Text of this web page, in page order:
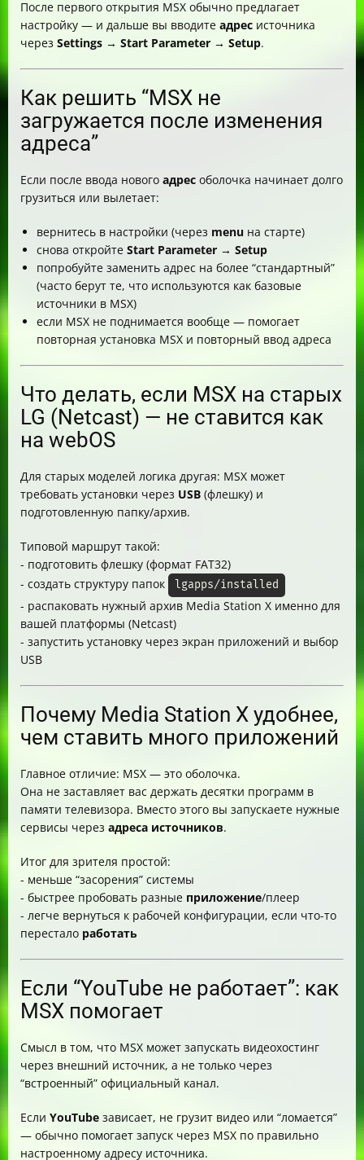
После первого открытия MSX обычно предлагает
настройку — и дальше вы вводите адрес источника
через Settings → Start Parameter → Setup.
Как решить “MSX не
загружается после изменения
адреса”
Если после ввода нового адрес оболочка начинает долго
грузиться или вылетает:
вернитесь в настройки (через menu на старте)
снова откройте Start Parameter → Setup
попробуйте заменить адрес на более “стандартный”
(часто берут те, что используются как базовые
источники в MSX)
если MSX не поднимается вообще — помогает
повторная установка MSX и повторный ввод адреса
Что делать, если MSX на старых
LG (Netcast) — не ставится как
на webOS
Для старых моделей логика другая: MSX может
требовать установки через USB (флешку) и
подготовленную папку/архив.
Типовой маршрут такой:
- подготовить флешку (формат FAT32)
- создать структуру папок
lgapps/installed
- распаковать нужный архив Media Station X именно для
вашей платформы (Netcast)
- запустить установку через экран приложений и выбор
USB
Почему Media Station X удобнее,
чем ставить много приложений
Главное отличие: MSX — это оболочка.
Она не заставляет вас держать десятки программ в
памяти телевизора. Вместо этого вы запускаете нужные
сервисы через адреса источников.
Итог для зрителя простой:
- меньше “засорения” системы
- быстрее пробовать разные приложение/плеер
- легче вернуться к рабочей конфигурации, если что-то
перестало работать
Если “YouTube не работает”: как
MSX помогает
Смысл в том, что MSX может запускать видеохостинг
через внешний источник, а не только через
“встроенный” официальный канал.
Если YouTube зависает, не грузит видео или “ломается”
— обычно помогает запуск через MSX по правильно
настроенному адресу источника.